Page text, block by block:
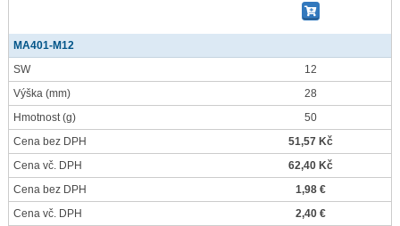
MA401-M12
SW
12
Výška (mm)
28
Hmotnost(g)
50
Cena bez DPH
51,57 Kč
Cena vč. DPH
62,40 Kč
Cena bez DPH
1,98 €
Cena vč. DPH
2,40 €